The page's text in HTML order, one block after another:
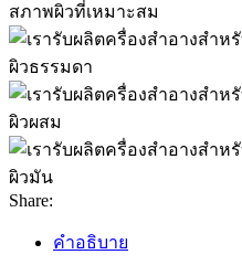
สภาพผิวที่เหมาะสม
ผิวธรรมดา
ผิวผสม
ผิวมัน
Share:
คำอธิบาย